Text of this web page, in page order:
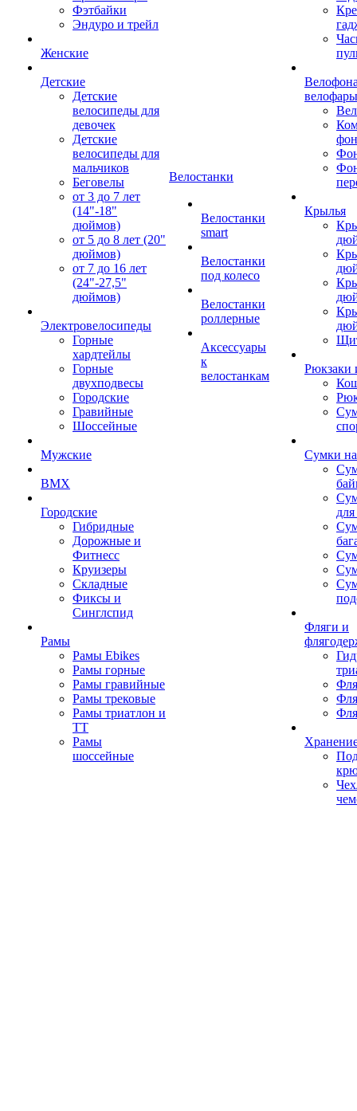
Фэтбайки
Эндуро и трейл
Женские
Детские
Детские
велосипеды для
девочек
Детские
велосипеды для
мальчиков
Беговелы
от 3 до 7 лет
(14"-18"
дюймов)
от 5 до 8 лет (20"
дюймов)
от 7 до 16 лет
(24"-27,5"
дюймов)
Электровелосипеды
Горные
хардтейлы
Горные
двухподвесы
Городские
Гравийные
Шоссейные
Мужские
BMX
Городские
Гибридные
Дорожные и
Фитнесс
Круизеры
Складные
Фиксы и
Синглспид
Рамы
Рамы Ebikes
Рамы горные
Рамы гравийные
Рамы трековые
Рамы триатлон и
ТТ
Рамы
шоссейные
Велостанки
Велостанки
smart
Велостанки
под колесо
Велостанки
роллерные
Аксессуары
к
велостанкам
велофары
Крылья
Рюкзаки
Сумки
Фляги и